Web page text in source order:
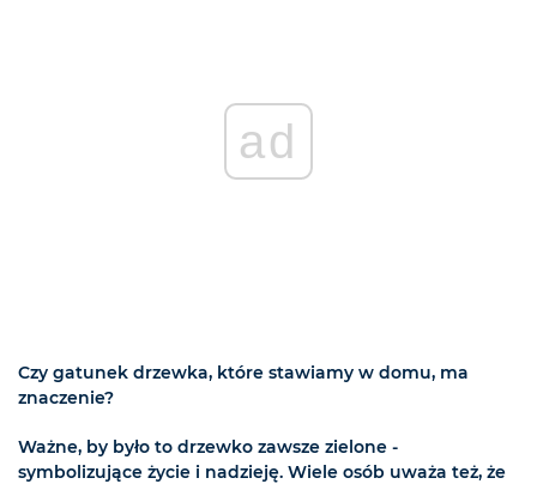
ad
Czy gatunek drzewka, które stawiamy w domu, ma
znaczenie?
Ważne, by było to drzewko zawsze zielone -
symbolizujące życie i nadzieję. Wiele osób uważa też, że